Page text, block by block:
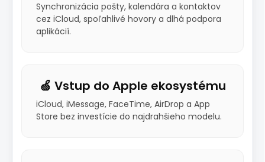
Synchronizácia pošty, kalendára a kontaktov
cez iCloud, spoľahlivé hovory a dlhá podpora
aplikácií.
🍏 Vstup do Apple ekosystému
iCloud, iMessage, FaceTime, AirDrop a App
Store bez investície do najdrahšieho modelu.